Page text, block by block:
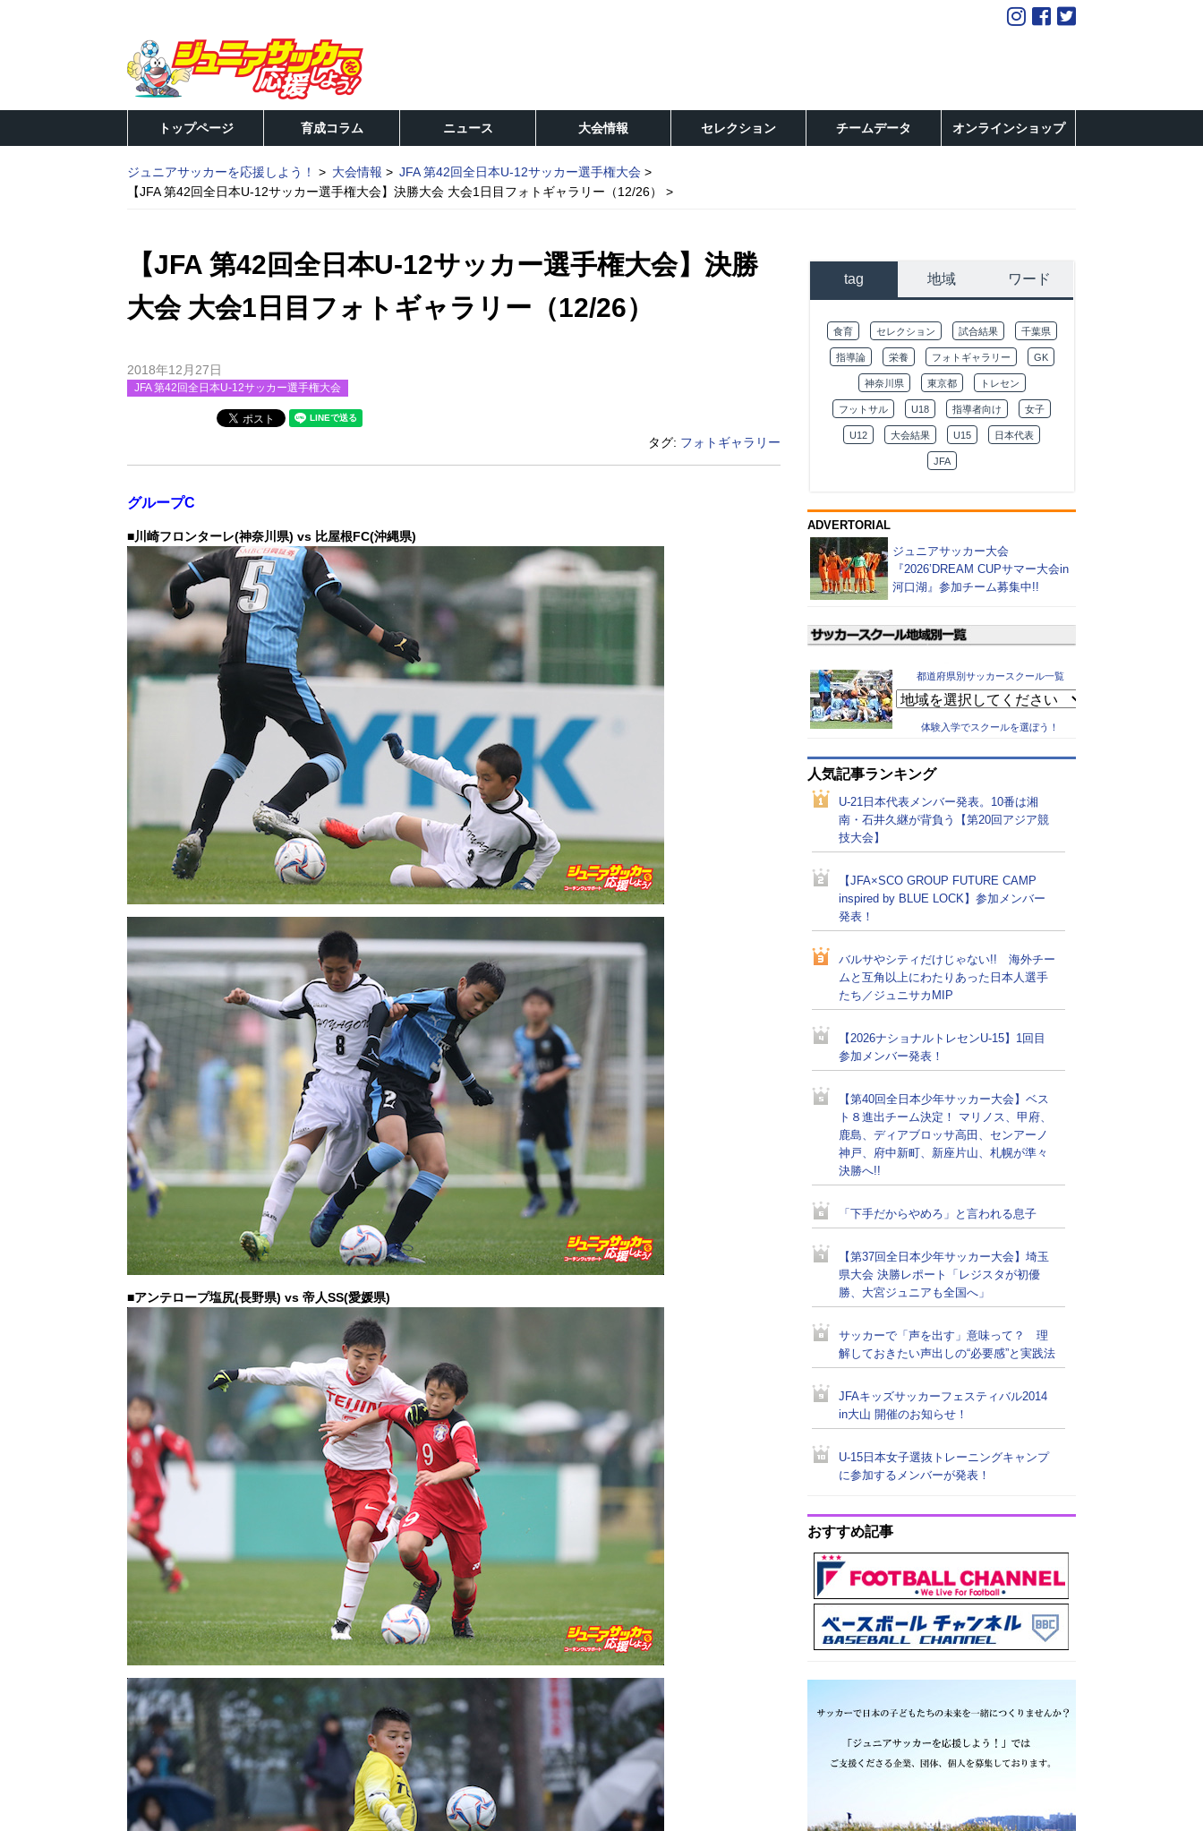
トップページ 育成コラム ニュース 大会情報 セレクション チームデータ オンラインショップ
ジュニアサッカーを応援しよう！ 大会情報
JFA 第42回全日本U-12サッカー選手権大会
【JFA 第42回全日本U-12サッカー選手権大会】決勝大会 大会1日目フォトギャラリー（12/26）
【JFA 第42回全日本U-12サッカー選手権大会】決勝
大会 大会1日目フォトギャラリー（12/26）
2018年12月27日
JFA 第42回全日本U-12サッカー選手権大会
タグ: フォトギャラリー
グループC
■川崎フロンターレ(神奈川県) vs 比屋根FC(沖縄県)
■アンテロープ塩尻(長野県) vs 帝人SS(愛媛県)
tag 地域 ワード
食育 セレクション 試合結果 千葉県
指導論 栄養 フォトギャラリー GK
神奈川県 東京都 トレセン
フットサル U18 指導者向け 女子
U12 大会結果 U15 日本代表
JFA
ADVERTORIAL
ジュニアサッカー大会
『2026’DREAM CUPサマー大会in
河口湖』参加チーム募集中!!
都道府県別サッカースクール一覧
体験入学でスクールを選ぼう！
人気記事ランキング
U-21日本代表メンバー発表。10番は湘
南・石井久継が背負う【第20回アジア競
技大会】
【JFA×SCO GROUP FUTURE CAMP
inspired by BLUE LOCK】参加メンバー
発表！
バルサやシティだけじゃない!! 海外チー
ムと互角以上にわたりあった日本人選手
たち／ジュニサカMIP
【2026ナショナルトレセンU-15】1回目
参加メンバー発表！
【第40回全日本少年サッカー大会】ベス
ト８進出チーム決定！ マリノス、甲府、
鹿島、ディアブロッサ高田、センアーノ
神戸、府中新町、新座片山、札幌が準々
決勝へ!!
「下手だからやめろ」と言われる息子
【第37回全日本少年サッカー大会】埼玉
県大会 決勝レポート「レジスタが初優
勝、大宮ジュニアも全国へ」
サッカーで「声を出す」意味って？ 理
解しておきたい声出しの“必要感”と実践法
JFAキッズサッカーフェスティバル2014
in大山 開催のお知らせ！
U-15日本女子選抜トレーニングキャンプ
に参加するメンバーが発表！
おすすめ記事